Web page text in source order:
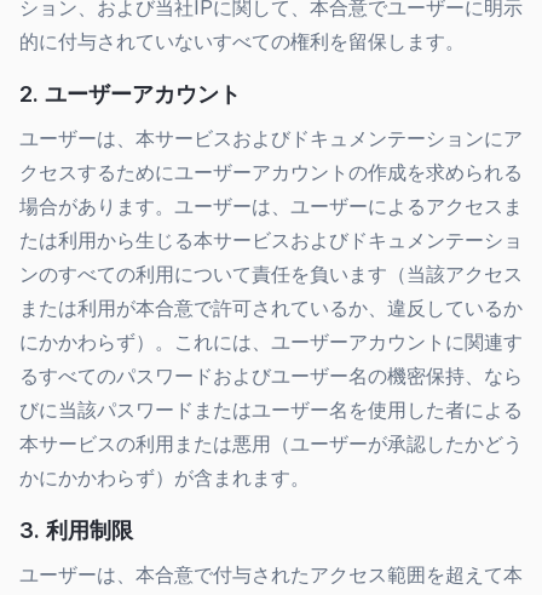
ション、および当社IPに関して、本合意でユーザーに明示
的に付与されていないすべての権利を留保します。
2. ユーザーアカウント
ユーザーは、本サービスおよびドキュメンテーションにア
クセスするためにユーザーアカウントの作成を求められる
場合があります。ユーザーは、ユーザーによるアクセスま
たは利用から生じる本サービスおよびドキュメンテーショ
ンのすべての利用について責任を負います（当該アクセス
または利用が本合意で許可されているか、違反しているか
にかかわらず）。これには、ユーザーアカウントに関連す
るすべてのパスワードおよびユーザー名の機密保持、なら
びに当該パスワードまたはユーザー名を使用した者による
本サービスの利用または悪用（ユーザーが承認したかどう
かにかかわらず）が含まれます。
3. 利用制限
ユーザーは、本合意で付与されたアクセス範囲を超えて本